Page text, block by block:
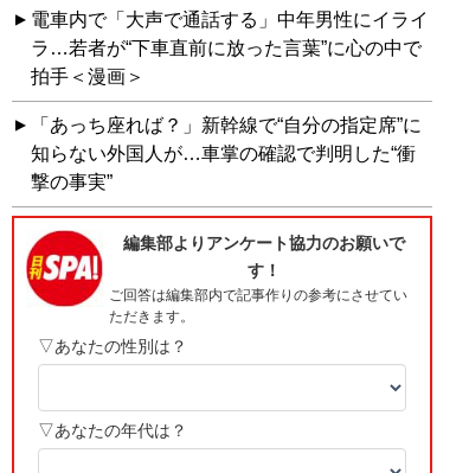
電車内で「大声で通話する」中年男性にイライ
ラ…若者が“下車直前に放った言葉”に心の中で
拍手＜漫画＞
「あっち座れば？」新幹線で“自分の指定席”に
知らない外国人が…車掌の確認で判明した“衝
撃の事実”